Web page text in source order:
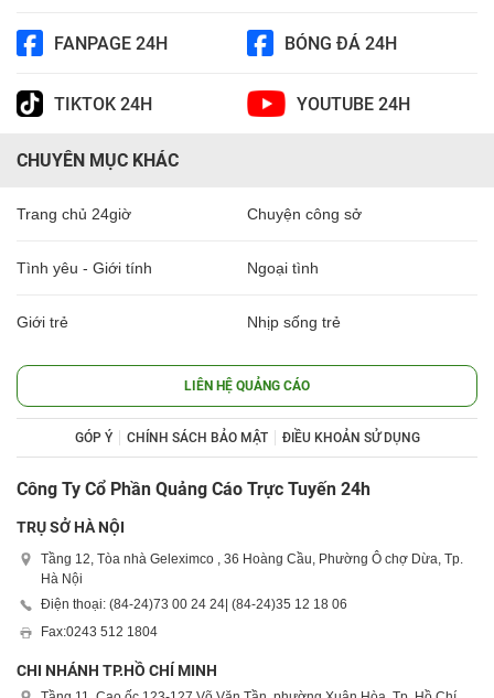
FANPAGE 24H BÓNG ĐÁ 24H
TIKTOK 24H YOUTUBE 24H
CHUYÊN MỤC KHÁC
Trang chủ 24giờ Chuyện công sở
Tình yêu - Giới tính Ngoại tình
Giới trẻ Nhịp sống trẻ
LIÊN HỆ QUẢNG CÁO
GÓP Ý CHÍNH SÁCH BẢO MẬT ĐIỀU KHOẢN SỬ DỤNG
Công Ty Cổ Phần Quảng Cáo Trực Tuyến 24h
TRỤ SỞ HÀ NỘI
Tầng 12, Tòa nhà Geleximco , 36 Hoàng Cầu, Phường Ô chợ Dừa, Tp.
Hà Nội
Điện thoại: (84-24)73 00 24 24 | (84-24)35 12 18 06
Fax:0243 512 1804
CHI NHÁNH TP.HỒ CHÍ MINH